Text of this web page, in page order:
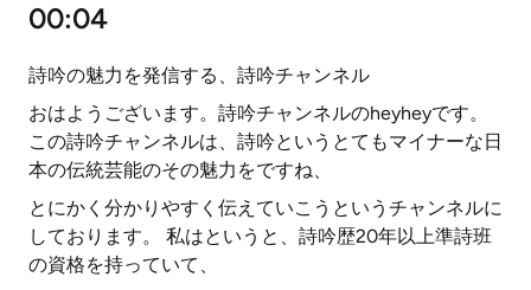
00:04
詩吟の魅力を発信する、詩吟チャンネル
おはようございます。詩吟チャンネルのheyheyです。
この詩吟チャンネルは、詩吟というとてもマイナーな日
本の伝統芸能のその魅力をですね、
とにかく分かりやすく伝えていこうというチャンネルに
しております。 私はというと、詩吟歴20年以上準詩班
の資格を持っていて、